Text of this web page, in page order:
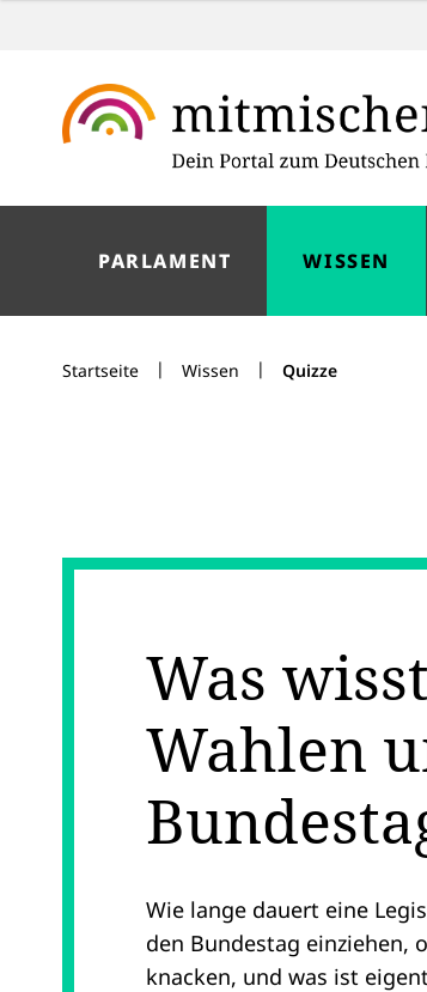
PARLAMENT WISSEN
Startseite | Wissen | Quizze
Was
Wahlen
Wie lange dauert eine
den Bundestag einziehen,
knacken, und was ist